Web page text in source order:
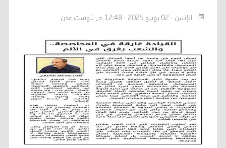
الإثنين - 02 يونيو 2025 - 12:48 ص بتوقيت عدن